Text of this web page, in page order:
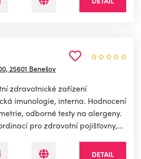
25601 Benešov
zdravotnické zařízení
imunologie, interna. Hodnocení
odborné testy na alergeny.
pro zdravotní pojišťovny,...
DETAIL